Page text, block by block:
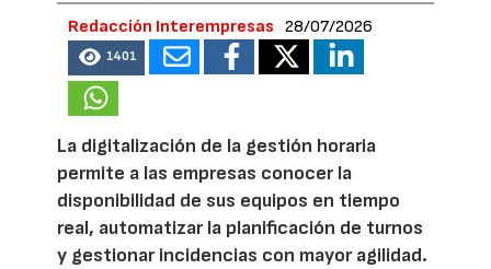
Redacción Interempresas 28/07/2026
1401
La digitalización de la gestión horaria
permite a las empresas conocer la
disponibilidad de sus equipos en tiempo
real, automatizar la planificación de turnos
y gestionar incidencias con mayor agilidad.